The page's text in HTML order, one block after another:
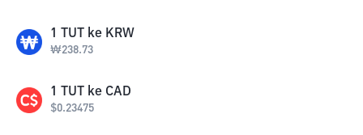
1 TUT ke KRW
₩238.73
1 TUT ke CAD
$0.23475